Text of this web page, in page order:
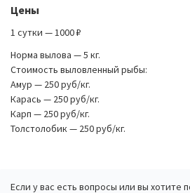
Цены
1 сутки — 1000 ₽
Норма вылова — 5 кг.
Стоимость выловленный рыбы:
Амур — 250 руб/кг.
Карась — 250 руб/кг.
Карп — 250 руб/кг.
Толстолобик — 250 руб/кг.
Если у вас есть вопросы или вы хотите